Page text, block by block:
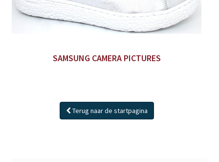
SAMSUNG CAMERA PICTURES
Terug naar de startpagina